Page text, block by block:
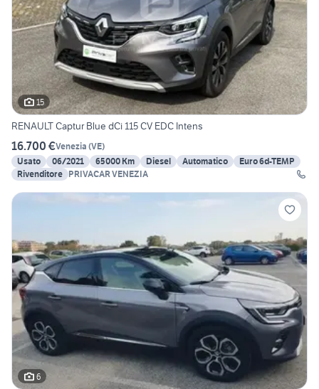
15
RENAULT Captur Blue dCi 115 CV EDC Intens
16.700 €Venezia (VE)
Usato
06/2021 65000 Km Diesel Automatico
Euro 6d-TEMP
Rivenditore PRIVACAR VENEZIA
6